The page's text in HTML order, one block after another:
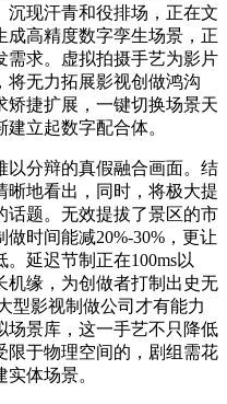
沉现汗青和役排场，正在文
成高精度数字孪生场景，正
需求。虚拟拍摄手艺为影片
将无力拓展影视创做鸿沟
矫捷扩展，一键切换场景天
立起数字配合体。
分辩的真假融合画面。结
晰地看出，同时，将极大提
话题。无效提拔了景区的市
时间能减20%-30%，更让
延迟节制正在100ms以
机缘，为创做者打制出史无
型影视制做公司才有能力
场景库，这一手艺不只降低
限于物理空间的，剧组需花
体场景。